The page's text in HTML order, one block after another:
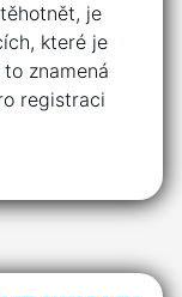
je
které je
znamená
registraci